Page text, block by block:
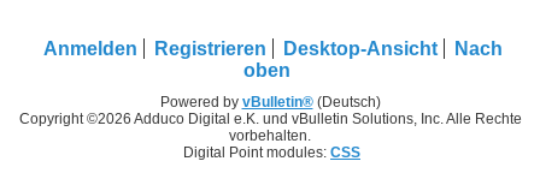
Anmelden Registrieren Desktop-Ansicht
Nach
oben
Powered by vBulletin®(Deutsch)
Copyright ©2026 Adduco Digital e.K. und vBulletin Solutions, Inc. Alle Rechte
vorbehalten.
Digital Point modules: CSS